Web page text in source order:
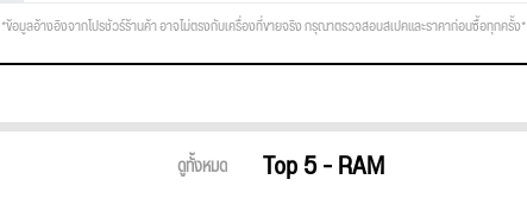
*ข้อมูลอ้างอิงจากโปรชัวร์ร้านค้า อาจไม่ตรงกับเครื่องที่ขายจริง กรุณาตรวจสอบสเปคและราคาก่อนซื้อทุกครั้ง*
ดูทั้งหมด Top 5 - RAM